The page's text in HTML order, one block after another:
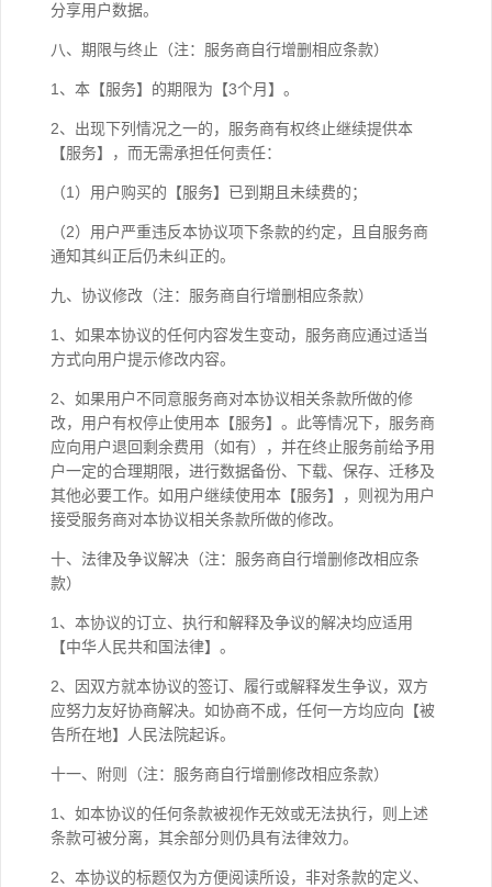
分享用户数据。
八、期限与终止（注：服务商自行增删相应条款）
1、本【服务】的期限为【3个月】。
2、出现下列情况之一的，服务商有权终止继续提供本
【服务】，而无需承担任何责任：
（1）用户购买的【服务】已到期且未续费的；
（2）用户严重违反本协议项下条款的约定，且自服务商
通知其纠正后仍未纠正的。
九、协议修改（注：服务商自行增删相应条款）
1、如果本协议的任何内容发生变动，服务商应通过适当
方式向用户提示修改内容。
2、如果用户不同意服务商对本协议相关条款所做的修
改，用户有权停止使用本【服务】。此等情况下，服务商
应向用户退回剩余费用（如有），并在终止服务前给予用
户一定的合理期限，进行数据备份、下载、保存、迁移及
其他必要工作。如用户继续使用本【服务】，则视为用户
接受服务商对本协议相关条款所做的修改。
十、法律及争议解决（注：服务商自行增删修改相应条
款）
1、本协议的订立、执行和解释及争议的解决均应适用
【中华人民共和国法律】。
2、因双方就本协议的签订、履行或解释发生争议，双方
应努力友好协商解决。如协商不成，任何一方均应向【被
告所在地】人民法院起诉。
十一、附则（注：服务商自行增删修改相应条款）
1、如本协议的任何条款被视作无效或无法执行，则上述
条款可被分离，其余部分则仍具有法律效力。
2、本协议的标题仅为方便阅读所设，非对条款的定义、